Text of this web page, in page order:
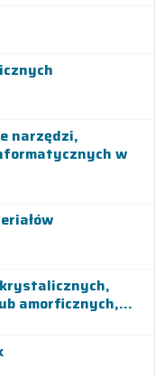
narzędzi,
w
amorficznych,...